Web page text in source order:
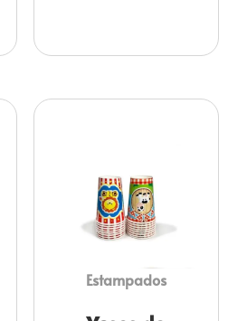
Estampados